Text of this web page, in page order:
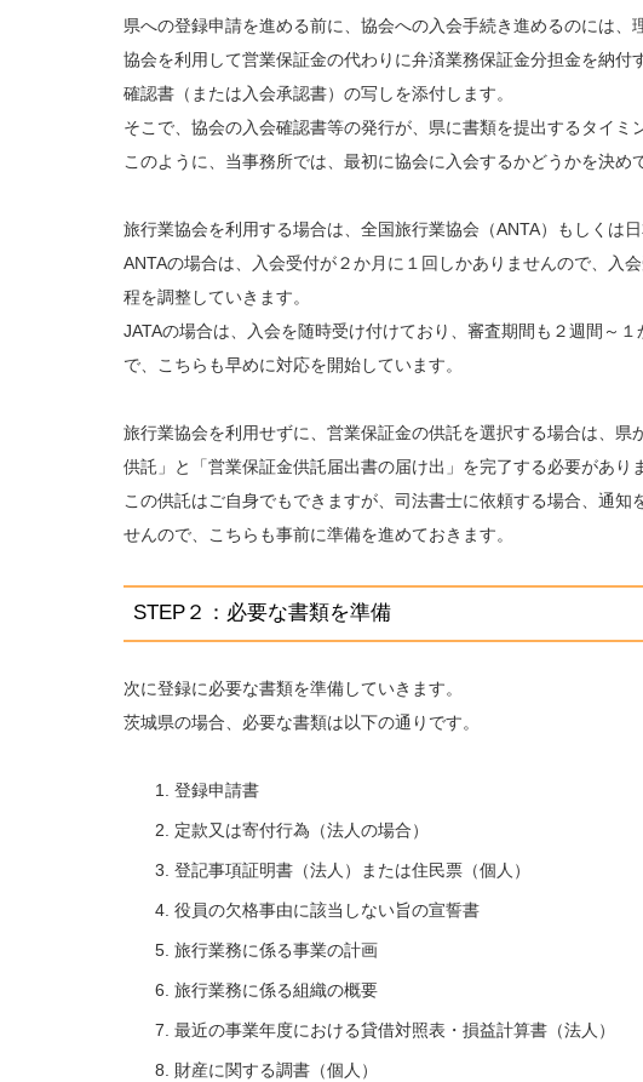
県への登録申請を進める前に、協会への入会手続き進めるのには、
協会を利用して営業保証金の代わりに弁済業務保証金分担金を納
確認書（または入会承認書）の写しを添付します。
そこで、協会の入会確認書等の発行が、県に書類を提出するタイ
このように、当事務所では、最初に協会に入会するかどうかを決め
旅行業協会を利用する場合は、全国旅行業協会（ANTA）もしくは
ANTAの場合は、入会受付が２か月に１回しかありませんので、入
程を調整していきます。
JATAの場合は、入会を随時受け付けており、審査期間も２週間～
で、こちらも早めに対応を開始しています。
旅行業協会を利用せずに、営業保証金の供託を選択する場合は、
供託」と「営業保証金供託届出書の届け出」を完了する必要があり
この供託はご自身でもできますが、司法書士に依頼する場合、通
せんので、こちらも事前に準備を進めておきます。
STEP２：必要な書類を準備
次に登録に必要な書類を準備していきます。
茨城県の場合、必要な書類は以下の通りです。
登録申請書
定款又は寄付行為（法人の場合）
登記事項証明書（法人）または住民票（個人）
役員の欠格事由に該当しない旨の宣誓書
旅行業務に係る事業の計画
旅行業務に係る組織の概要
最近の事業年度における貸借対照表・損益計算書（法人）
財産に関する調書（個人）